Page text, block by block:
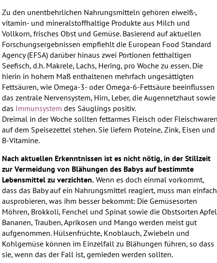
Zu den unentbehrlichen Nahrungsmitteln gehören eiweiß-,
vitamin- und mineralstoffhaltige Produkte aus Milch und
Vollkorn, frisches Obst und Gemüse. Basierend auf aktuellen
Forschungsergebnissen empfiehlt die European Food Standard
Agency (EFSA) darüber hinaus zwei Portionen fetthaltigen
Seefisch, d.h. Makrele, Lachs, Hering, pro Woche zu essen. Die
hierin in hohem Maß enthaltenen mehrfach ungesättigten
Fettsäuren, wie Omega-3- oder Omega-6-Fettsäure beeinflussen
das zentrale Nervensystem, Hirn, Leber, die Augennetzhaut sowie
das Immunsystem des Säuglings positiv.
Dreimal in der Woche sollten fettarmes Fleisch oder
auf dem Speisezettel stehen. Sie liefern Proteine, Zink, Eisen und
B-Vitamine.
Nach aktuellen Erkenntnissen ist es nicht nötig, in der Stillzeit
zur Vermeidung von Blähungen des Babys auf bestimmte
Lebensmittel zu verzichten. Wenn es doch einmal vorkommt,
dass das Baby auf ein Nahrungsmittel reagiert, muss man einfach
ausprobieren, was ihm besser bekommt: Die Gemüsesorten
Möhren, Brokkoli, Fenchel und Spinat sowie die Obstsorten
Bananen, Trauben, Aprikosen und Mango werden meist gut
aufgenommen. Hülsenfrüchte, Knoblauch, Zwiebeln und
Kohlgemüse können im Einzelfall zu Blähungen führen, so dass
sie, wenn das der Fall ist, gemieden werden sollten.